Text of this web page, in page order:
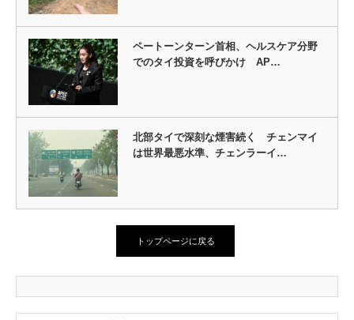
ペートーンターン首相、ヘルスケア分野
でのタイ投資を呼びかけ AP…
北部タイで深刻な煙害続く チェンマイ
は世界最悪水準、チェンラーイ…
トップページに戻る